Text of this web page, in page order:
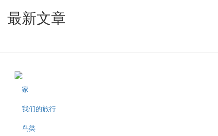
最新文章
Footer
家
我们的旅行
鸟类